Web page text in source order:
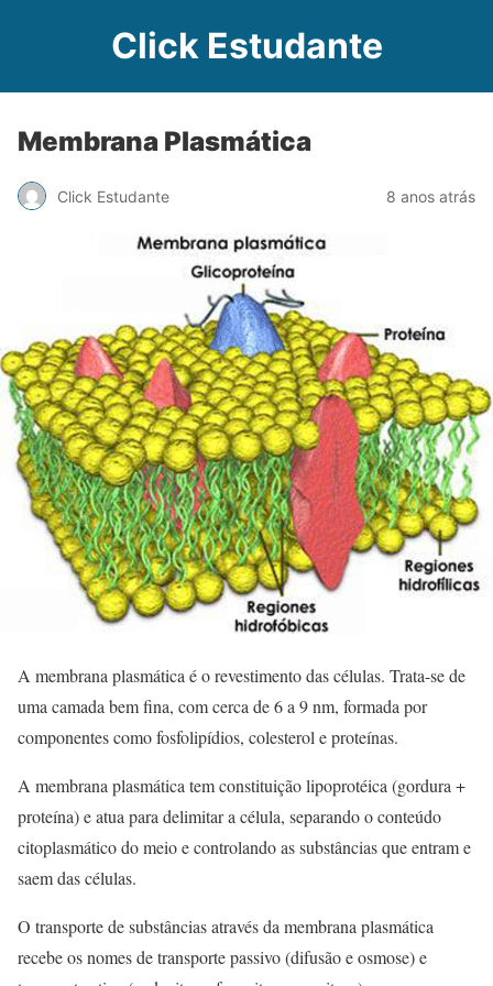
Click Estudante
Membrana Plasmática
Click Estudante 8 anos atrás
A membrana plasmática é o revestimento das células. Trata-se de
uma camada bem fina, com cerca de 6 a 9 nm, formada por
componentes como fosfolipídios, colesterol e proteínas.
A membrana plasmática tem constituição lipoprotéica (gordura +
proteína) e atua para delimitar a célula, separando o conteúdo
citoplasmático do meio e controlando as substâncias que entram e
saem das células.
O transporte de substâncias através da membrana plasmática
recebe os nomes de transporte passivo (difusão e osmose) e